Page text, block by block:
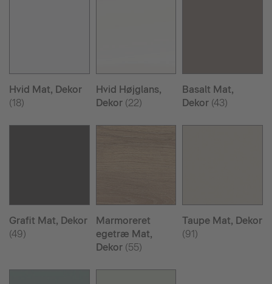
Hvid Mat, Dekor
(18)
Hvid Højglans,
Dekor(22)
Basalt Mat,
Dekor (43)
Grafit Mat, Dekor
(49)
Marmoreret
egetræ Mat,
Dekor(55)
Taupe Mat, Dekor
(91)